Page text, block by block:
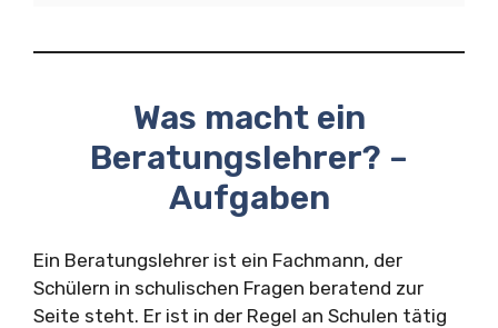
Was macht ein
Beratungslehrer? –
Aufgaben
Ein Beratungslehrer ist ein Fachmann, der
Schülern in schulischen Fragen beratend zur
Seite steht. Er ist in der Regel an Schulen tätig